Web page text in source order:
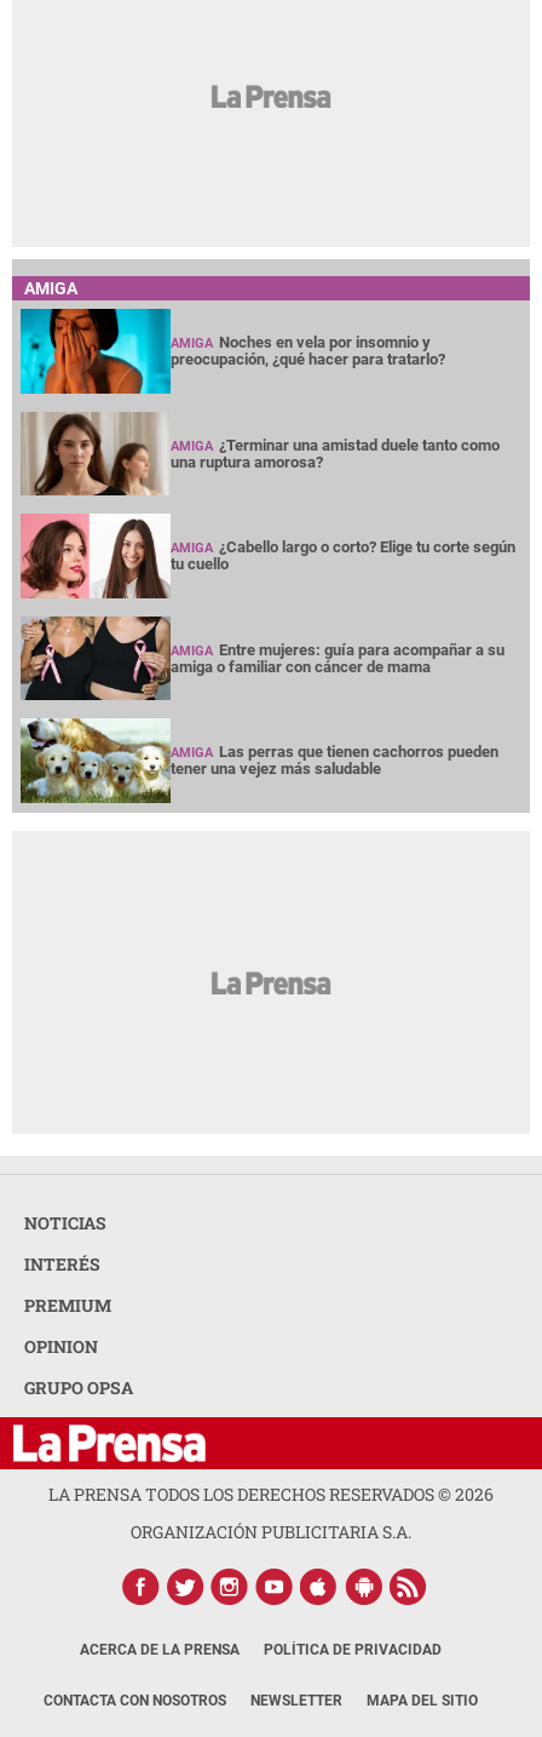
AMIGA
AMIGA Noches en vela por insomnio y
preocupación, ¿qué hacer para tratarlo?
AMIGA ¿Terminar una amistad duele tanto como
una ruptura amorosa?
AMIGA ¿Cabello largo o corto? Elige tu corte según
tu cuello
AMIGA Entre mujeres: guía para acompañar a su
amiga o familiar con cáncer de mama
AMIGA Las perras que tienen cachorros pueden
tener una vejez más saludable
NOTICIAS
INTERÉS
PREMIUM
OPINION
GRUPO OPSA
LA PRENSA TODOS LOS DERECHOS RESERVADOS ©2026
ORGANIZACIÓN PUBLICITARIA S.A.
ACERCA DE LA PRENSA POLÍTICA DE PRIVACIDAD
CONTACTA CON NOSOTROS NEWSLETTER MAPA DEL SITIO